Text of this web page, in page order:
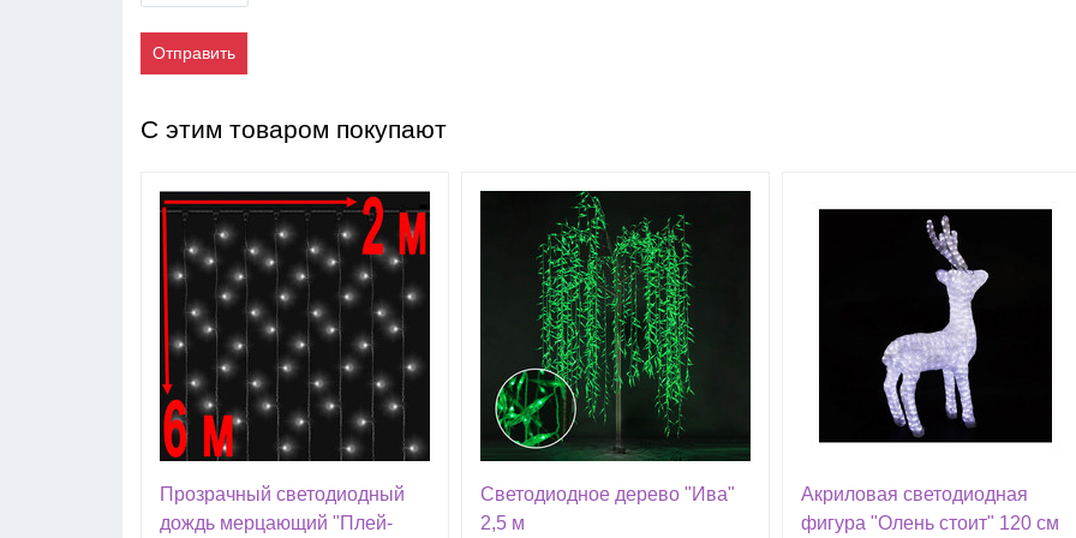
Отправить
С этим товаром покупают
Прозрачный светодиодный
дождь мерцающий "Плей-
Светодиодное дерево "Ива"
2,5 м
Акриловая светодиодная
фигура "Олень стоит" 120 см